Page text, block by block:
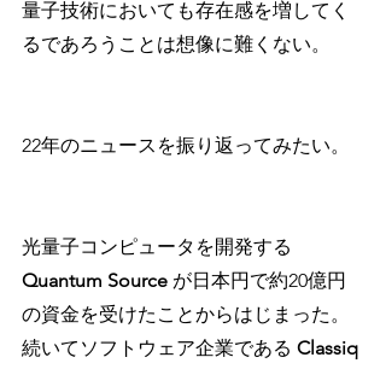
量子技術においても存在感を増してく
るであろうことは想像に難くない。
22年のニュースを振り返ってみたい。
光量子コンピュータを開発する
Quantum Source が日本円で約20億円
の資金を受けたことからはじまった。
続いてソフトウェア企業である Classiq